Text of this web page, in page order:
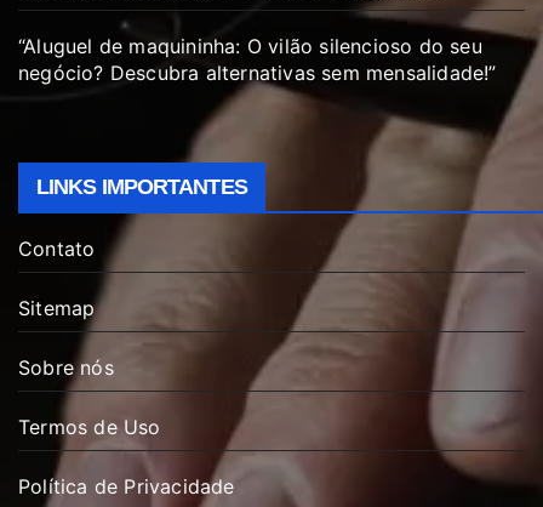
“Aluguel de maquininha: O vilão silencioso do seu
negócio? Descubra alternativas sem mensalidade!”
LINKS IMPORTANTES
Contato
Sitemap
Sobre nós
Termos de Uso
Política de Privacidade